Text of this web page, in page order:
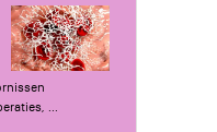
...